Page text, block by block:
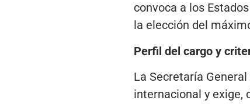
convoca a los
la elección del
Perfil del cargo y
La Secretaría
internacional y exige,